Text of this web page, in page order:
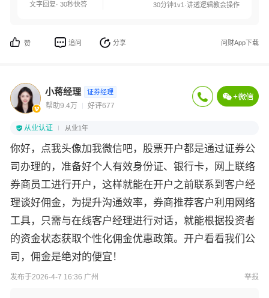
文字回复· 30秒快答 30分钟1v1·讲透逻辑教会操作
赞 追问 分享 问财App下载
小蒋经理 证券经理
帮助9.4万 好评677
从业认证 从业1年
你好，点我头像加我微信吧，股票开户都是通过证券公
司办理的，准备好个人有效身份证、银行卡，网上联络
券商员工进行开户，这样就能在开户之前联系到客户经
理谈好佣金，为提升沟通效率，券商推荐客户利用网络
工具，只需与在线客户经理进行对话，就能根据投资者
的资金状态获取个性化佣金优惠政策。开户看看我们公
司，佣金是绝对的便宜！
发布于2026-4-7 16:36 广州 举报